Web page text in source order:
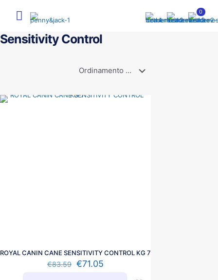
0
Sensitivity Control
ROYAL CANIN CANE SENSITIVITY CONTROL KG 7
€83.59 €71.05